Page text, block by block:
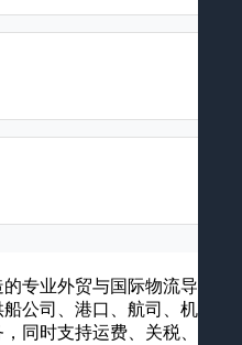
专业外贸与国际物流导航平
公司、港口、航司、机场、
同时支持运费、关税、海关